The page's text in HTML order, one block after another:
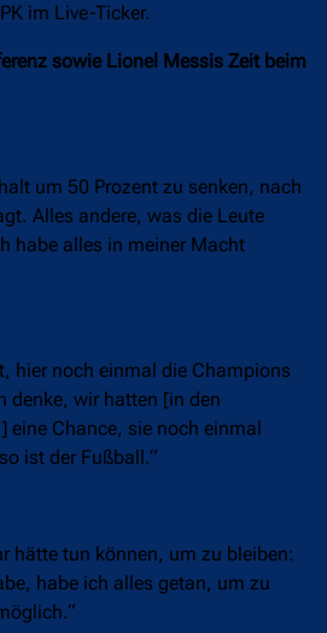
im Live-Ticker.
sowie Lionel Messis Zeit beim
um 50 Prozent zu senken, nach
Alles andere, was die Leute
habe alles in meiner Macht
hier noch einmal die Champions
denke, wir hatten [in den
eine Chance, sie noch einmal
ist der Fußball.“
hätte tun können, um zu bleiben:
habe ich alles getan, um zu